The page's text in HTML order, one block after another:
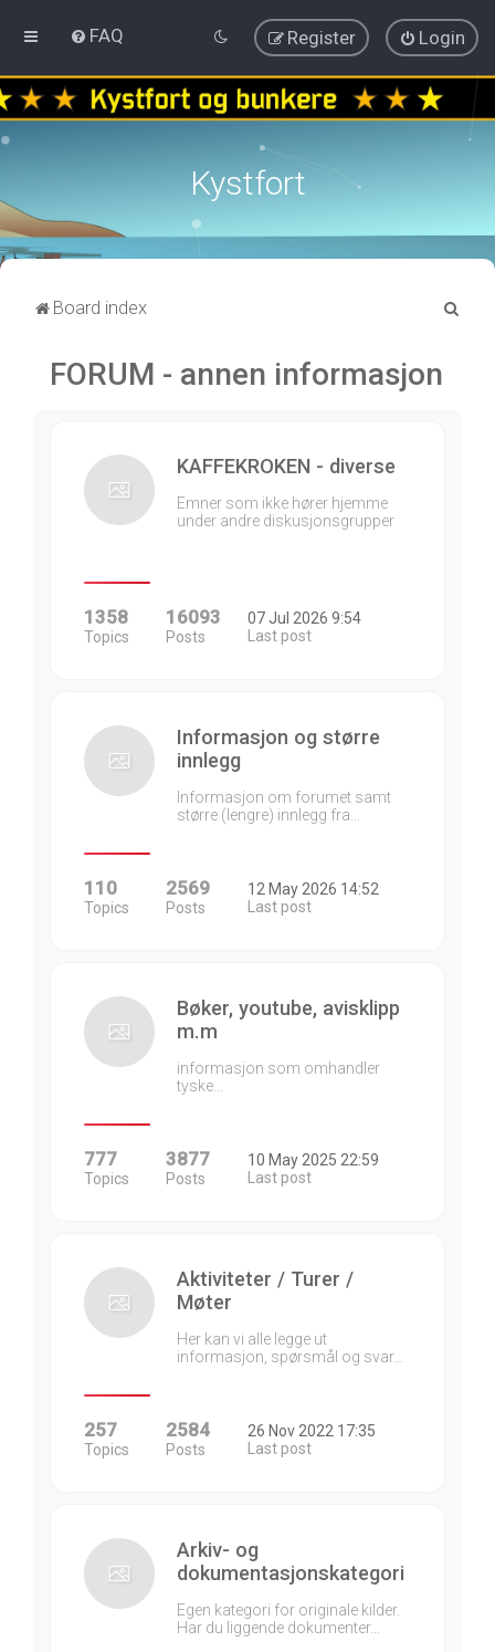
FAQ Login
Register
Kystfort
Board index
FORUM - annen informasjon
KAFFEKROKEN - diverse
Emner som ikke hører hjemme
under andre diskusjonsgrupper
1358
Topics
16093
Posts
07 Jul 2026 9:54
Last post
Informasjon og større
innlegg
Informasjon om forumet samt
større (lengre) innlegg fra…
110
Topics
2569
Posts
12 May 2026 14:52
Last post
Bøker, youtube, avisklipp
m.m
informasjon som omhandler
tyske…
777
Topics
3877
Posts
10 May 2025 22:59
Last post
Aktiviteter / Turer /
Møter
Her kan vi alle legge ut
informasjon, spørsmål og svar…
257
Topics
2584
Posts
26 Nov 2022 17:35
Last post
Arkiv- og
dokumentasjonskategori
Egen kategori for originale kilder.
Har du liggende dokumenter…